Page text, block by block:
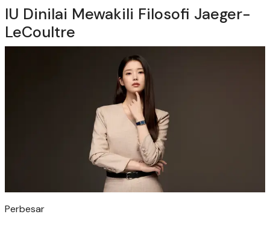
IU Dinilai Mewakili Filosofi Jaeger-
LeCoultre
Perbesar